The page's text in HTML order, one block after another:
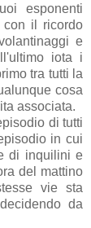
esponenti
con il ricordo
e
iota i
tra tutti la
cosa
associata.
di tutti
in cui
di inquilini e
del mattino
vie sta
da